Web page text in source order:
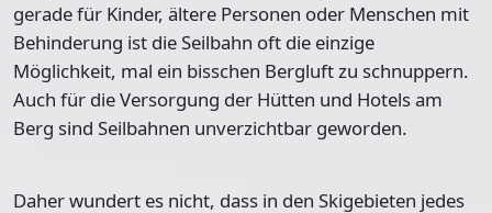
gerade für Kinder, ältere Personen oder Menschen mit
Behinderung ist die Seilbahn oft die einzige
Möglichkeit, mal ein bisschen Bergluft zu schnuppern.
Auch für die Versorgung der Hütten und Hotels am
Berg sind Seilbahnen unverzichtbar geworden.
Daher wundert es nicht, dass in den Skigebieten jedes